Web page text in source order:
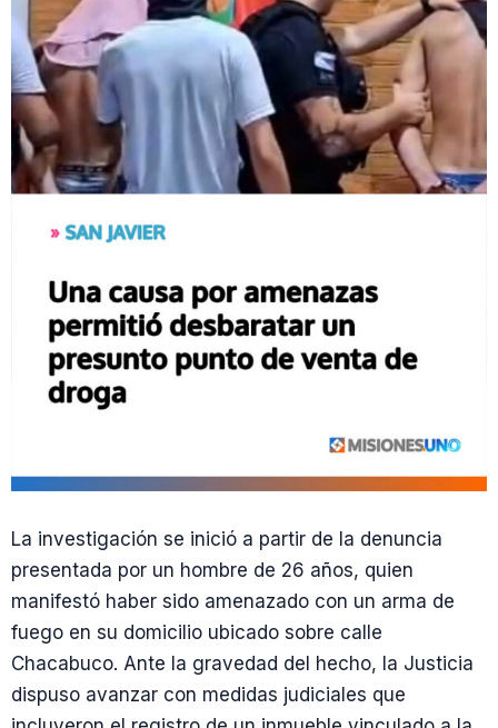
La investigación se inició a partir de la denuncia
presentada por un hombre de 26 años, quien
manifestó haber sido amenazado con un arma de
fuego en su domicilio ubicado sobre calle
Chacabuco. Ante la gravedad del hecho, la Justicia
dispuso avanzar con medidas judiciales que